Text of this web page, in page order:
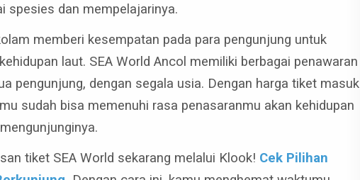
spesies dan mempelajarinya.
memberi kesempatan pada para pengunjung untuk
laut. SEA World Ancol memiliki berbagai penawaran
pengunjung, dengan segala usia. Dengan harga tiket masuk
sudah bisa memenuhi rasa penasaranmu akan kehidupan
tiket SEA World sekarang melalui Klook! Cek Pilihan